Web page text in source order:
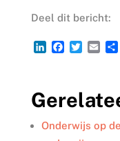
Deel dit bericht:
L
e
d
I
n
F
b
o
o
k
T
t
e
r
E
l
D
Onderwijs op